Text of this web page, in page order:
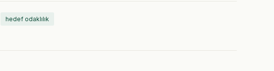
hedef odaklılık